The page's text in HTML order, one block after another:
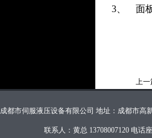
3、 面
上一
成都市伺服液压设备有限公司 地址：成都市高
联系人：黄总 13708007120 电话